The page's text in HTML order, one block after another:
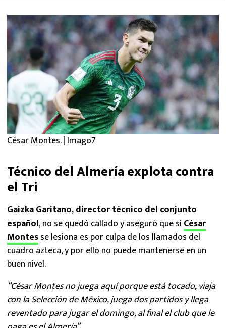
César Montes. | Imago7
Técnico del Almería explota contra
el Tri
Gaizka Garitano, director técnico del conjunto
español, no se quedó callado y aseguró que si César
Montesse lesiona es por culpa de los llamados del
cuadro azteca, y por ello no puede mantenerse en un
buen nivel.
“César Montes no juega aquí porque está tocado, viaja
con la Selección de México, juega dos partidos y llega
reventado para jugar el domingo, al final el club que le